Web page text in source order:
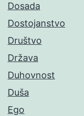
Dosada
Dostojanstvo
Društvo
Država
Duhovnost
Duša
Ego